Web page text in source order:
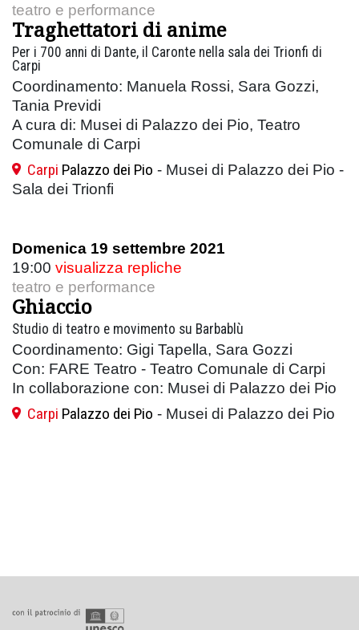
teatro e performance
Traghettatori di anime
Per i 700 anni di Dante, il Caronte nella sala dei Trionfi di
Carpi
Coordinamento: Manuela Rossi, Sara Gozzi,
Tania Previdi
A cura di: Musei di Palazzo dei Pio, Teatro
Comunale di Carpi
Carpi Palazzo dei Pio - Musei di Palazzo dei Pio -
Sala dei Trionfi
Domenica 19 settembre 2021
19:00 visualizza repliche
teatro e performance
Ghiaccio
Studio di teatro e movimento su Barbablù
Coordinamento: Gigi Tapella, Sara Gozzi
Con: FARE Teatro - Teatro Comunale di Carpi
In collaborazione con: Musei di Palazzo dei Pio
Carpi Palazzo dei Pio - Musei di Palazzo dei Pio